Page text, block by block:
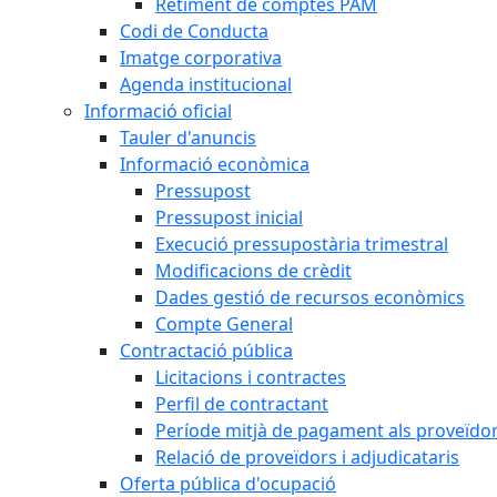
Codi de Conducta
Imatge corporativa
Agenda institucional
Informació oficial
Tauler d'anuncis
Informació econòmica
Pressupost
Pressupost inicial
Execució pressupostària trimestral
Modificacions de crèdit
Dades gestió de recursos econòmics
Compte General
Contractació pública
Licitacions i contractes
Perfil de contractant
Període mitjà de pagament als
Relació de proveïdors i adjudicataris
Oferta pública d'ocupació